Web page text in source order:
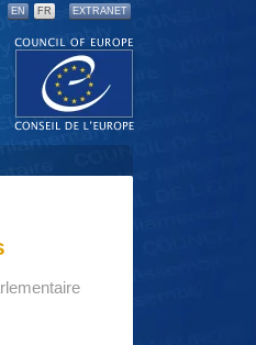
EN FR EXTRANET